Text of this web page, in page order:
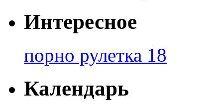
Интересное
порно рулетка 18
Календарь